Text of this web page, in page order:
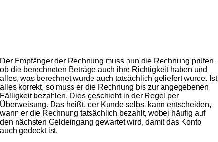
Der Empfänger der Rechnung muss nun die Rechnung prüfen,
ob die berechneten Beträge auch ihre Richtigkeit haben und
alles, was berechnet wurde auch tatsächlich geliefert wurde. Ist
alles korrekt, so muss er die Rechnung bis zur angegebenen
Fälligkeit bezahlen. Dies geschieht in der Regel per
Überweisung. Das heißt, der Kunde selbst kann entscheiden,
wann er die Rechnung tatsächlich bezahlt, wobei häufig auf
den nächsten Geldeingang gewartet wird, damit das Konto
auch gedeckt ist.